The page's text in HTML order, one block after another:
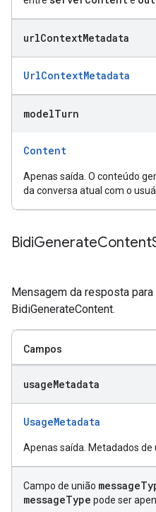
urlContextMetadata
UrlContextMetadata
modelTurn
Content
Apenas saída. O conteúdo
da conversa atual com o
BidiGenerateContent
Mensagem da resposta para
BidiGenerateContent.
Campos
usageMetadata
UsageMetadata
Apenas saída. Metadados de
Campo de união message
messageType pode ser